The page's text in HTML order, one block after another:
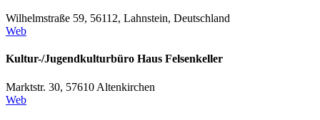
Wilhelmstraße 59, 56112, Lahnstein, Deutschland
Web
Kultur-/Jugendkulturbüro Haus Felsenkeller
Marktstr. 30, 57610 Altenkirchen
Web